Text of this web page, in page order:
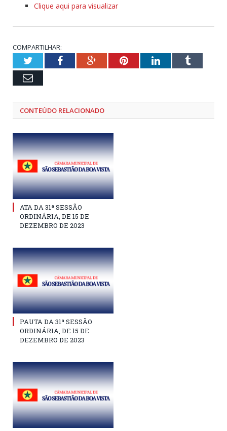
Clique aqui para visualizar
COMPARTILHAR:
TwitterFacebookGoogle+PinterestLinkedInTumblr
Email
CONTEÚDO RELACIONADO
ATA DA 31ª SESSÃO
ORDINÁRIA, DE 15 DE
DEZEMBRO DE 2023
PAUTA DA 31ª SESSÃO
ORDINÁRIA, DE 15 DE
DEZEMBRO DE 2023